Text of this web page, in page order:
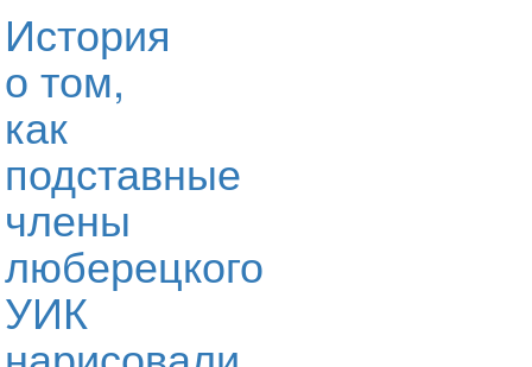
История
о том,
как
подставные
члены
люберецкого
УИК